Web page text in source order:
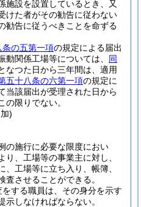
施設を設置しているとき、又
けた者がその勧告に従わない
勧告に従うべきことを命ずる
条の五第一項の規定による届出
動関係工場等については、 同
なつた日から三年間は、適用
五十八条の六第一項の規定に
当該届出が受理された日から
の限りでない。
)
の施行に必要な限度におい
、工場等の事業主に対し、
工場等に立ち入り、帳簿、
させることができる。
する職員は、その身分を示す
しなければならない。